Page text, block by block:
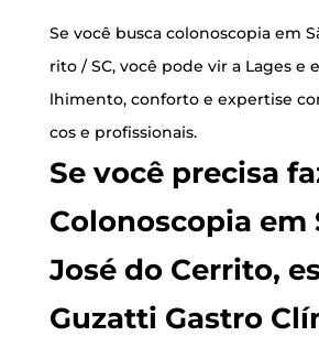
Se você bus­ca colo­nos­co­pia em
ri­to / SC, você pode vir a Lages e
lhi­men­to, con­for­to e exper­ti­se
cos e profissionais.
Se você pre­ci­sa
Colo­nos­co­pia em
José do Cer­ri­to,
Guzat­ti Gas­tro